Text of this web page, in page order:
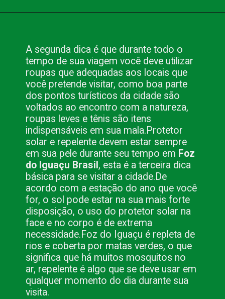
A segunda dica é que durante todo o
tempo de sua viagem você deve utilizar
roupas que adequadas aos locais que
você pretende visitar, como boa parte
dos pontos turísticos da cidade são
voltados ao encontro com a natureza,
roupas leves e tênis são itens
indispensáveis em sua mala.Protetor
solar e repelente devem estar sempre
em sua pele durante seu tempo em Foz
do Iguaçu Brasil , esta é a terceira dica
básica para se visitar a cidade.De
acordo com a estação do ano que você
for, o sol pode estar na sua mais forte
disposição, o uso do protetor solar na
face e no corpo é de extrema
necessidade.Foz do Iguaçu é repleta de
rios e coberta por matas verdes, o que
significa que há muitos mosquitos no
ar, repelente é algo que se deve usar em
qualquer momento do dia durante sua
visita.